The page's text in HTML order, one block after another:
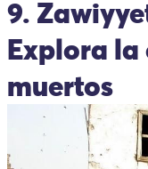
9.
Explora la
muertos